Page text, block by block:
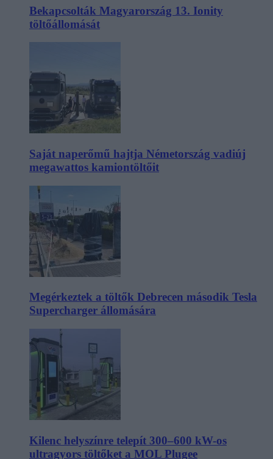
Bekapcsolták Magyarország 13. Ionity
töltőállomását
Saját naperőmű hajtja Németország vadiúj
megawattos kamiontöltőit
Megérkeztek a töltők Debrecen második Tesla
Supercharger állomására
Kilenc helyszínre telepít 300–600 kW-os
ultragyors töltőket a MOL Plugee